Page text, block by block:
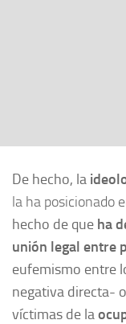
De hecho, la
la ha posicionado
hecho de que ha
unión legal entre
eufemismo entre
negativa directa-
víctimas de la